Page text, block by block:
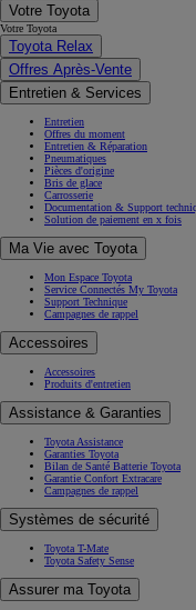
Votre Toyota
Votre Toyota
Toyota Relax
Offres Après-Vente
Entretien & Services
Entretien
Offres du moment
Entretien & Réparation
Pneumatiques
Pièces d'origine
Bris de glace
Carrosserie
Documentation & Support
Solution de paiement en x fois
Ma Vie avec Toyota
Mon Espace Toyota
Service Connectés My Toyota
Support Technique
Campagnes de rappel
Accessoires
Accessoires
Produits d'entretien
Assistance & Garanties
Toyota Assistance
Garanties Toyota
Bilan de Santé Batterie Toyota
Garantie Confort Extracare
Campagnes de rappel
Systèmes de sécurité
Toyota T-Mate
Toyota Safety Sense
Assurer ma Toyota